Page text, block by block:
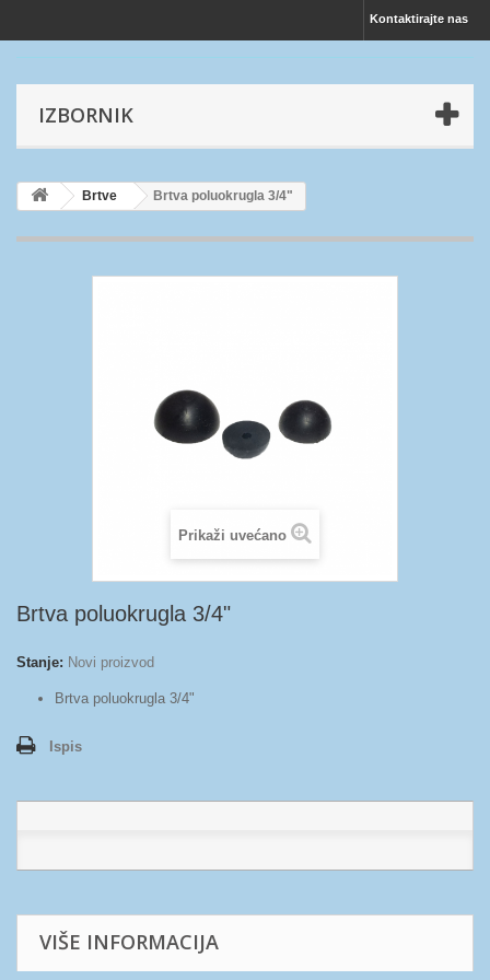
Kontaktirajte nas
IZBORNIK
Brtve Brtva poluokrugla 3/4"
Prikaži uvećano
Brtva poluokrugla 3/4"
Stanje: Novi proizvod
Brtva poluokrugla 3/4"
Ispis
VIŠE INFORMACIJA